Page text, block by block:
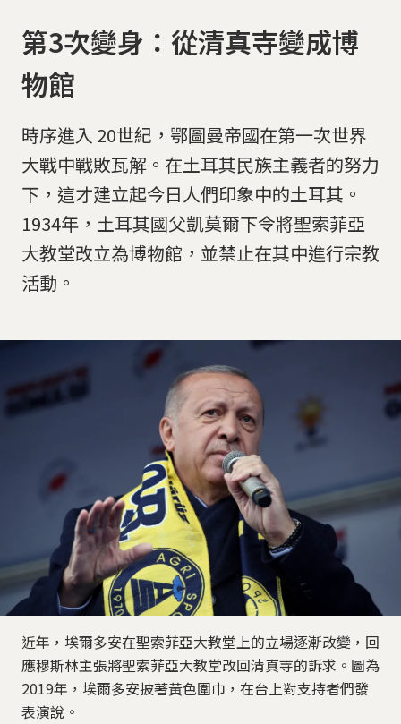
第3次變身：從清真寺變成博
物館
時序進入 20世紀，鄂圖曼帝國在第一次世界
大戰中戰敗瓦解。在土耳其民族主義者的努力
下，這才建立起今日人們印象中的土耳其。
1934年，土耳其國父凱莫爾下令將聖索菲亞
大教堂改立為博物館，並禁止在其中進行宗教
活動。
近年，埃爾多安在聖索菲亞大教堂上的立場逐漸改變，回
應穆斯林主張將聖索菲亞大教堂改回清真寺的訴求。圖為
2019年，埃爾多安披著黃色圍巾，在台上對支持者們發
表演說。